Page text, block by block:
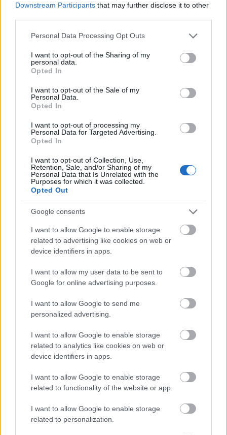
Downstream Participants that may further disclose it to other
Please note that this website/app uses one or more Google
not limited to your visit or usage behaviour. You may click to
grant or deny consent to Google and its third-party tags to
use your data for below specified purposes in below Google
consent section.
Personal Data Processing Opt Outs
I want to opt-out of the Sharing of my
personal data.
Opted In
I want to opt-out of the Sale of my
Personal Data.
Opted In
I want to opt-out of processing my
Personal Data for Targeted Advertising.
Opted In
I want to opt-out of Collection, Use,
Retention, Sale, and/or Sharing of my
Personal Data that Is Unrelated with the
Purposes for which it was collected.
Opted Out
Google consents
I want to allow Google to enable storage
related to advertising like cookies on web or
device identifiers in apps.
I want to allow my user data to be sent to
Google for online advertising purposes.
I want to allow Google to send me
personalized advertising.
I want to allow Google to enable storage
related to analytics like cookies on web or
device identifiers in apps.
I want to allow Google to enable storage
related to functionality of the website or app.
I want to allow Google to enable storage
related to personalization.
Amit mi csinálunk, nem civilizált
dolog, tudom. De biztos veled is
megtörtént már. Akárcsak én, te is
arra az elkerülhetetlen felismerésre
élünk civilizált időket.